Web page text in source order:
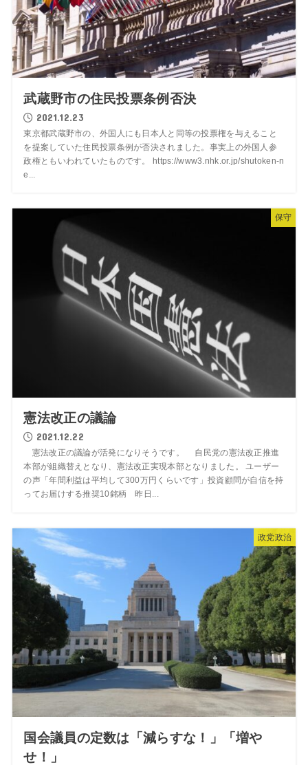
武蔵野市の住民投票条例否決
2021.12.23
東京都武蔵野市の、外国人にも日本人と同等の投票権を与えること
を提案していた住民投票条例が否決されました。事実上の外国人参
政権ともいわれていたものです。 https://www3.nhk.or.jp/shutoken-n
e...
保守
憲法改正の議論
2021.12.22
憲法改正の議論が活発になりそうです。 自民党の憲法改正推進
本部が組織替えとなり、憲法改正実現本部となりました。 ユーザー
の声「年間利益は平均して300万円くらいです」投資顧問が自信を持
ってお届けする推奨10銘柄 昨日...
政党政治
国会議員の定数は「減らすな！」「増や
せ！」